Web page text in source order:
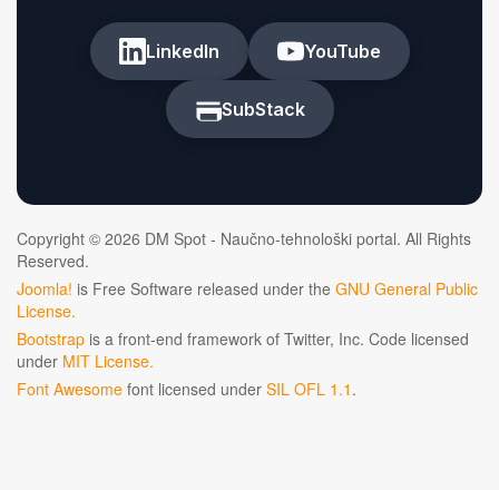
LinkedIn YouTube
SubStack
Copyright © 2026 DM Spot - Naučno-tehnološki portal. All Rights
Reserved.
Joomla! is Free Software released under the GNU General Public
License.
Bootstrap is a front-end framework of Twitter, Inc. Code licensed
under MIT License.
Font Awesome font licensed under SIL OFL 1.1 .